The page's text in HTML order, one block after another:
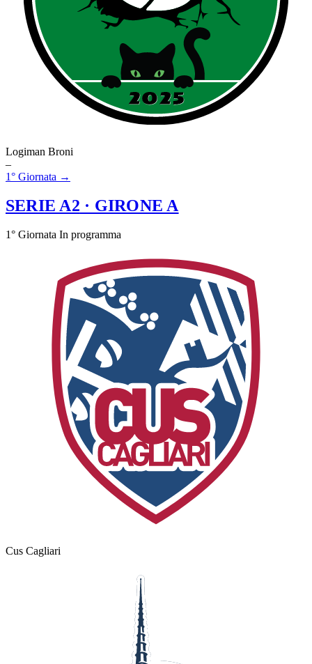
Logiman Broni
–
1° Giornata →
SERIE A2 · GIRONE A
1° Giornata In programma
Cus Cagliari